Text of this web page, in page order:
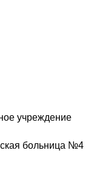
учреждение
больница №4